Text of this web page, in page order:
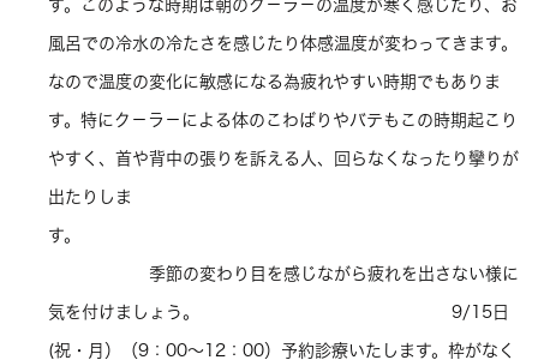
す。このような時期は朝のク－ラ－の温度が寒く感じたり、お
風呂での冷水の冷たさを感じたり体感温度が変わってきます。
なので温度の変化に敏感になる為疲れやすい時期でもありま
す。特にク－ラ－による体のこわばりやバテもこの時期起こり
やすく、首や背中の張りを訴える人、回らなくなったり攣りが
出たりしま
す。
季節の変わり目を感じながら疲れを出さない様に
気を付けましょう。 9/15日
(祝・月）（9：00〜12：00）予約診療いたします。枠がなく